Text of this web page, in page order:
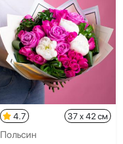
4.7 37 x 42 см
Польсин